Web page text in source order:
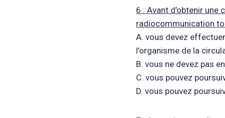
6 : Avant d’obtenir une
radiocommunication
A. vous devez
l’organisme de la
B. vous ne devez pas
C. vous pouvez
D. vous pouvez